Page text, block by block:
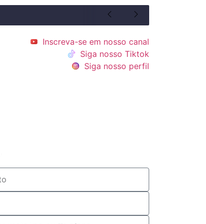
Inscreva-se em nosso canal
Siga nosso Tiktok
Siga nosso perfil